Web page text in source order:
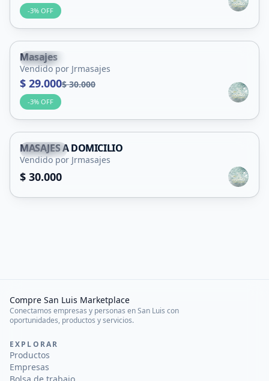
-3% OFF
Capital
Servicio
Masajes
Vendido por Jrmasajes
$ 29.000$ 30.000
-3% OFF
Capital
Servicio
MASAJES A DOMICILIO
Vendido por Jrmasajes
$ 30.000
Compre San Luis Marketplace
Conectamos empresas y personas en San Luis con
oportunidades, productos y servicios.
EXPLORAR
Productos
Empresas